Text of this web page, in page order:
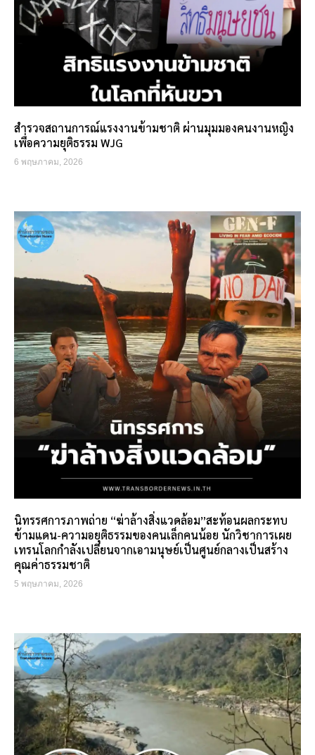
สำรวจสถานการณ์แรงงานข้ามชาติ ผ่านมุมมองคนงานหญิง
เพื่อความยุติธรรม WJG
6 พฤษภาคม, 2026
นิทรรศการภาพถ่าย “ฆ่าล้างสิ่งแวดล้อม”สะท้อนผลกระทบ
ข้ามแดน-ความอยุติธรรมของคนเล็กคนน้อย นักวิชาการเผย
เทรนโลกกำลังเปลี่ยนจากเอามนุษย์เป็นศูนย์กลางเป็นสร้าง
คุณค่าธรรมชาติ
5 พฤษภาคม, 2026